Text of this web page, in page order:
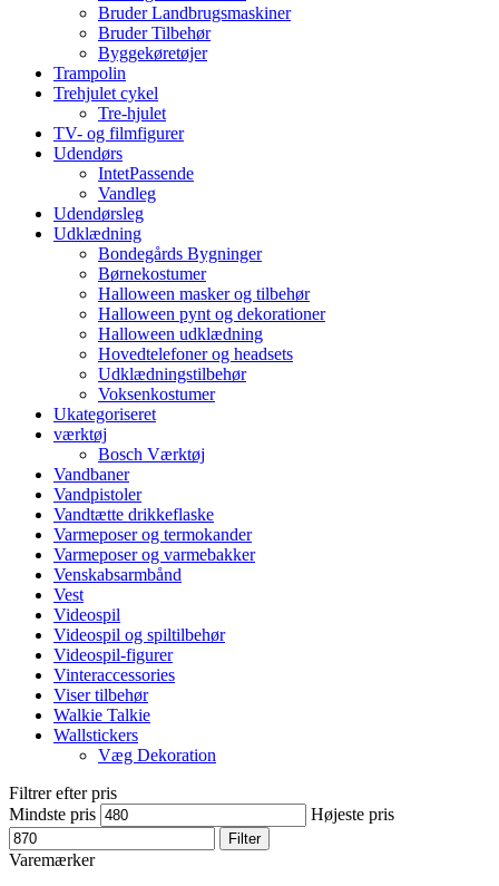
Bruder Landbrugsmaskiner
Bruder Tilbehør
Byggekøretøjer
Trampolin
Trehjulet cykel
Tre-hjulet
TV- og filmfigurer
Udendørs
IntetPassende
Vandleg
Udendørsleg
Udklædning
Bondegårds Bygninger
Børnekostumer
Halloween masker og tilbehør
Halloween pynt og dekorationer
Halloween udklædning
Hovedtelefoner og headsets
Udklædningstilbehør
Voksenkostumer
Ukategoriseret
værktøj
Bosch Værktøj
Vandbaner
Vandpistoler
Vandtætte drikkeflaske
Varmeposer og termokander
Varmeposer og varmebakker
Venskabsarmbånd
Vest
Videospil
Videospil og spiltilbehør
Videospil-figurer
Vinteraccessories
Viser tilbehør
Walkie Talkie
Wallstickers
Væg Dekoration
Filtrer efter pris
Mindste pris
Højeste pris
Filter
Varemærker